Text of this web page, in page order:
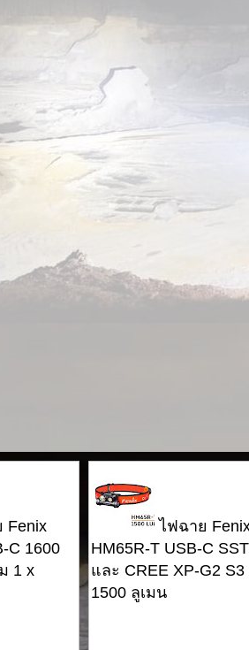
C 1600
1 x
ไฟฉาย
HM65R-T USB-C
และ CREE XP-G2 S3
1500 ลูเมน